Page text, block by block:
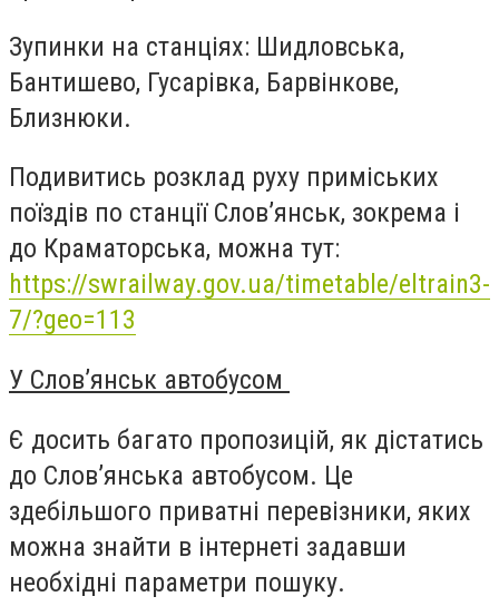
Зупинки на станціях: Шидловська,
Бантишево, Гусарівка, Барвінкове,
Близнюки.
Подивитись розклад руху приміських
поїздів по станції Слов’янськ, зокрема і
до Краматорська, можна тут:
https://swrailway.gov.ua/timetable/eltrain3-
7/?geo=113
У Слов’янськ автобусом
Є досить багато пропозицій, як дістатись
до Слов’янська автобусом. Це
здебільшого приватні перевізники, яких
можна знайти в інтернеті задавши
необхідні параметри пошуку.